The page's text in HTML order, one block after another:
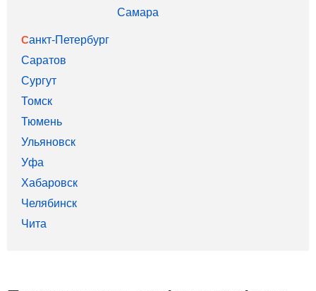
Самара
Санкт-Петербург
Саратов
Сургут
Томск
Тюмень
Ульяновск
Уфа
Хабаровск
Челябинск
Чита